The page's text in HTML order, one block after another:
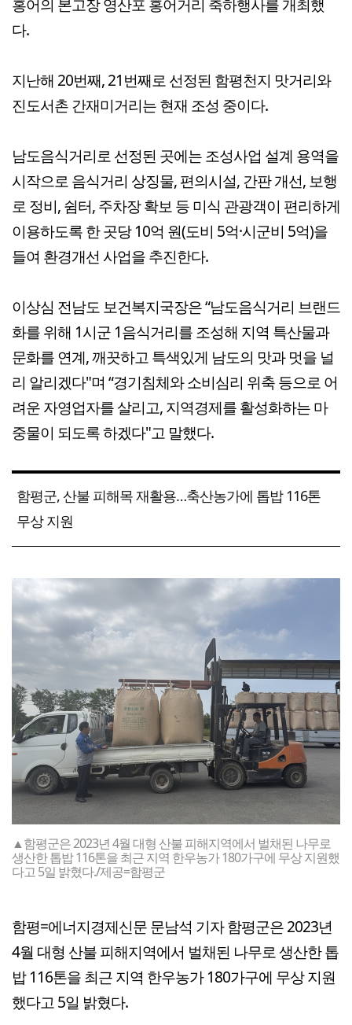
다.
지난해 20번째, 21번째로 선정된 함평천지 맛거리와
진도서촌 간재미거리는 현재 조성 중이다.
남도음식거리로 선정된 곳에는 조성사업 설계 용역을
시작으로 음식거리 상징물, 편의시설, 간판 개선, 보행
로 정비, 쉼터, 주차장 확보 등 미식 관광객이 편리하게
이용하도록 한 곳당 10억 원(도비 5억·시군비 5억)을
들여 환경개선 사업을 추진한다.
이상심 전남도 보건복지국장은 “남도음식거리 브랜드
화를 위해 1시군 1음식거리를 조성해 지역 특산물과
문화를 연계, 깨끗하고 특색있게 남도의 맛과 멋을 널
리 알리겠다"며 “경기침체와 소비심리 위축 등으로 어
려운 자영업자를 살리고, 지역경제를 활성화하는 마
중물이 되도록 하겠다"고 말했다.
함평군, 산불 피해목 재활용…축산농가에 톱밥 116톤
무상 지원
▲함평군은 2023년 4월 대형 산불 피해지역에서 벌채된 나무로
생산한 톱밥 116톤을 최근 지역 한우농가 180가구에 무상 지원했
다고 5일 밝혔다./제공=함평군
함평=에너지경제신문 문남석 기자 함평군은 2023년
4월 대형 산불 피해지역에서 벌채된 나무로 생산한 톱
밥 116톤을 최근 지역 한우농가 180가구에 무상 지원
했다고 5일 밝혔다.